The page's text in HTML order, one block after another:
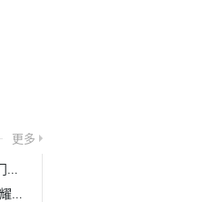
更多
长安信托民营股东控制权突遭褫夺 “关门打狗”式监管如何提...
金融知识：外汇里的主要交易货币丨京耀盛世